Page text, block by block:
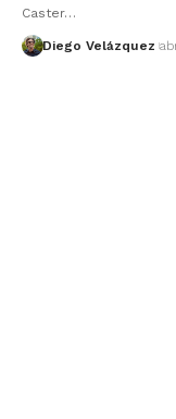
Caster…
Diego Velázquez